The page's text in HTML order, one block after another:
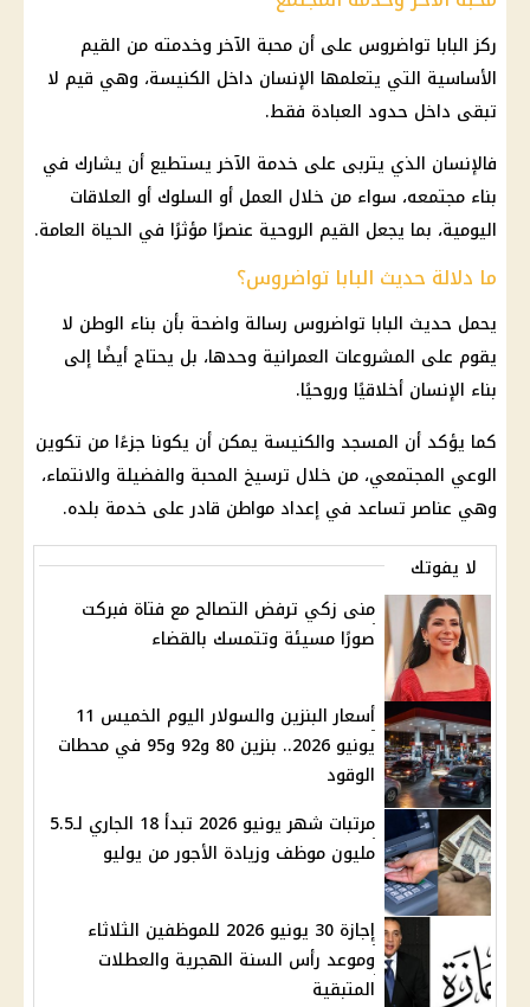
ركزالبابا تواضروس على أن محبة الآخر وخدمته من القيم
الأساسية التي يتعلمها الإنسان داخل الكنيسة، وهي قيم لا
تبقى داخل حدود العبادة فقط.
فالإنسان الذي يتربى على خدمة الآخر يستطيع أن يشارك في
بناء مجتمعه، سواء من خلال العمل أو السلوك أو العلاقات
اليومية، بما يجعل القيم الروحية عنصرًا مؤثرًا في الحياة العامة.
ما دلالة حديث البابا تواضروس؟
يحمل حديث البابا تواضروس رسالة واضحة بأن بناء الوطن لا
يقوم على المشروعات العمرانية وحدها، بل يحتاج أيضًا إلى
بناء الإنسان أخلاقيًا وروحيًا.
كما يؤكد أن المسجد والكنيسة يمكن أن يكونا جزءًا من تكوين
الوعي المجتمعي، من خلال ترسيخ المحبة والفضيلة والانتماء،
وهي عناصر تساعد في إعداد مواطن قادر على خدمة بلده.
لا يفوتك
منى زكي ترفض التصالح مع فتاة فبركت
صورًا مسيئة وتتمسك بالقضاء
أسعار البنزين والسولار اليوم الخميس 11
يونيو 2026.. بنزين 80 و92 و95 في محطات
الوقود
مرتبات شهر يونيو 2026 تبدأ 18 الجاري لـ5.5
مليون موظف وزيادة الأجور من يوليو
إجازة 30 يونيو 2026 للموظفين الثلاثاء
وموعد رأس السنة الهجرية والعطلات
المتبقية